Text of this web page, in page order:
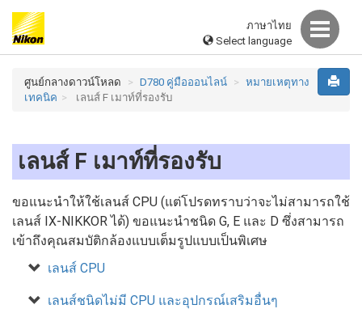
ภาษาไทย
Select language
ศูนย์กลางดาวน์โหลด D780 คู่มือออนไลน์
หมายเหตุทาง
เทคนิค
เลนส์ F เมาท์ที่รองรับ
เลนส์ F เมาท์ที่รองรับ
ขอแนะนำให้ใช้เลนส์ CPU (แต่โปรดทราบว่าจะไม่สามารถใช้
เลนส์ IX-NIKKOR ได้) ขอแนะนำชนิด G, E และ D ซึ่งสามารถ
เข้าถึงคุณสมบัติกล้องแบบเต็มรูปแบบเป็นพิเศษ
เลนส์ CPU
เลนส์ชนิดไม่มี CPU และอุปกรณ์เสริมอื่นๆ